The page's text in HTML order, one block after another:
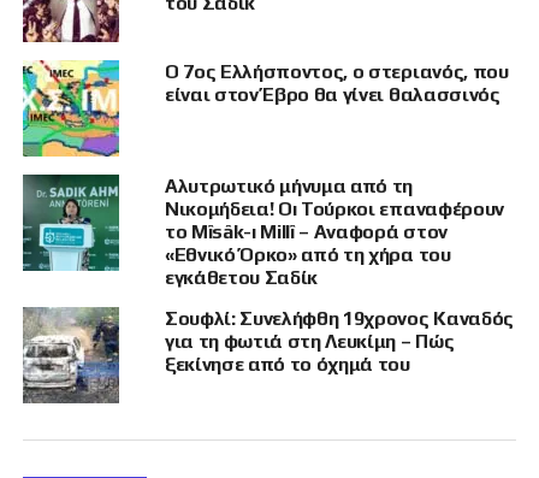
τα ελληνικά σύνορα, αλλά
για «επανίδρυση» της λεγόμενης «Τουρκικής
Δημοκρατίας της Δυτικής Θράκης».
Ο 7ος Ελλήσποντος, ο στεριανός, που
είναι στον Έβρο θα γίνει θαλασσινός
Αλυτρωτικό μήνυμα από τη
Νικομήδεια! Oı Τούρκοι επαναφέρουν
το Mîsâk-ı Millî – Αναφορά στον
«Εθνικό Όρκο» από τη χήρα του
εγκάθετου Σαδίκ
Σουφλί: Συνελήφθη 19χρονος Καναδός
για τη φωτιά στη Λευκίμη – Πώς
ξεκίνησε από το όχημά του